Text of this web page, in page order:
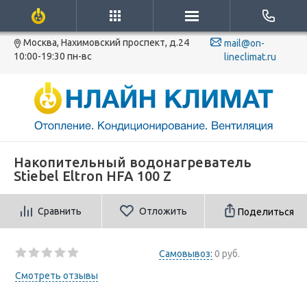
Москва, Нахимовский проспект, д.24
10:00-19:30 пн-вс
mail@on-
lineclimat.ru
Накопительный водонагреватель
Stiebel Eltron HFA 100 Z
Сравнить Отложить Поделиться
Самовывоз: 0 руб.
Смотреть отзывы